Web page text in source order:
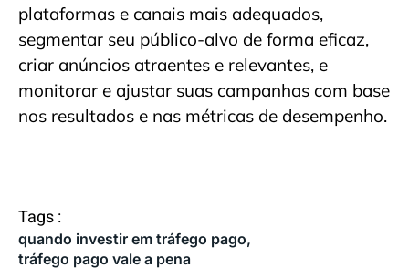
plataformas e canais mais adequados,
segmentar seu público-alvo de forma eficaz,
criar anúncios atraentes e relevantes, e
monitorar e ajustar suas campanhas com base
nos resultados e nas métricas de desempenho.
Tags :
quando investir em tráfego pago,
tráfego pago vale a pena